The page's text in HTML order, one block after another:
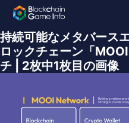
持続可能なメタバース
ロックチェーン「
チ | 2枚中1枚目の画像